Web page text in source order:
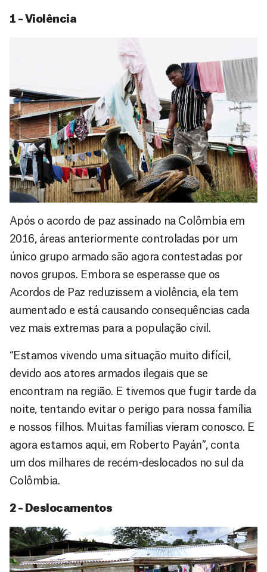
1 – Violência
Após o acordo de paz assinado na Colômbia em
2016, áreas anteriormente controladas por um
único grupo armado são agora contestadas por
novos grupos. Embora se esperasse que os
Acordos de Paz reduzissem a violência, ela tem
aumentado e está causando consequências cada
vez mais extremas para a população civil.
“Estamos vivendo uma situação muito difícil,
devido aos atores armados ilegais que se
encontram na região. E tivemos que fugir tarde da
noite, tentando evitar o perigo para nossa família
e nossos filhos. Muitas famílias vieram conosco. E
agora estamos aqui, em Roberto Payán”, conta
um dos milhares de recém-deslocados no sul da
Colômbia.
2 – Deslocamentos